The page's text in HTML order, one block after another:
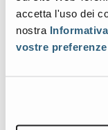
accetta l'uso dei
nostra
vostre preferenze
efficiente, in
come la Barra
Anticaduta Genie Lift
essere ufficialmente
giorni, l'Edinburgh